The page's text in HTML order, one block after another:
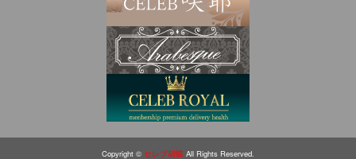
Copyright © セレブ胡蝶 All Rights Reserved.